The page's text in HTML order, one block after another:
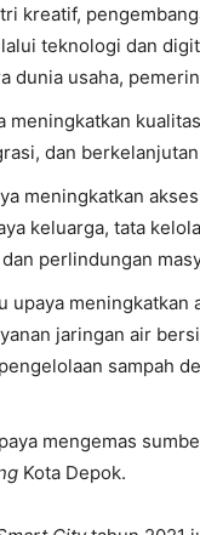
kreatif,
teknologi dan
dunia usaha,
meningkatkan
dan
meningkatkan
keluarga, tata
perlindungan
upaya meningkatkan
jaringan air
sampah
mengemas
Kota Depok.